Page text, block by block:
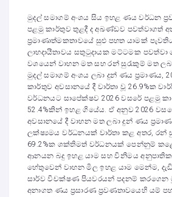
මුදල් සමාගම් අංශය සිය ඉහළ ණය වර්ධන
පළමු කාර්තුව තුළදී ද අඛණ්ඩව පවත්වාගත්
ප්‍රමාණාත්මකතාවයේ සුළු පහත යාමක්
ලාභදායීතාවය සතුටුදායක මට්ටමක පවත්වා
වශයෙන් වාහන මත සහ රන් සුරැකුම් මත
මුදල් සමාගම් අංශය ලබා දුන් ණය ප්‍රමාණය,
කාර්තුව අවසානයේ දී වාර්තා වූ 26.9%ක
වර්ධනයට සාපේක්ෂව 2026 වසරේ පළමු
52.4%කින් ඉහළ ගියේය. ඒ අනුව 2026
අවසානයේ දී වාහන මත ලබා දුන් ණය
ලක්ෂ්‍යමය වර්ධනයක් වාර්තා කළ අතර, රන්
69.2%ක ශක්තිමත් වර්ධනයක් පෙන්නුම්
ආනයන බදු ඉහළ යාම සහ විනිමය
හේතුවෙන් වාහන මිල ඉහළ යාම මෙන්ම, දැඩි
සාර්ව විචක්ෂණ පියවරයන් පදනම් කරගෙන
අනාගත ණය ප්‍රසාරණ ප්‍රවණතාවයෙහි යම්